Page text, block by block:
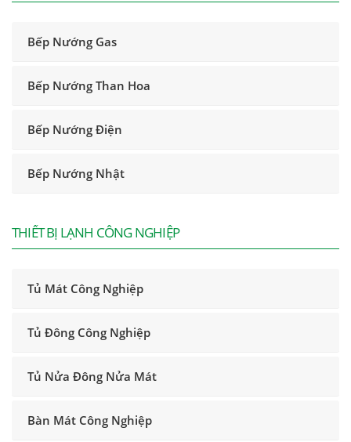
Bếp Nướng Gas
Bếp Nướng Than Hoa
Bếp Nướng Điện
Bếp Nướng Nhật
THIẾT BỊ LẠNH CÔNG NGHIỆP
Tủ Mát Công Nghiệp
Tủ Đông Công Nghiệp
Tủ Nửa Đông Nửa Mát
Bàn Mát Công Nghiệp